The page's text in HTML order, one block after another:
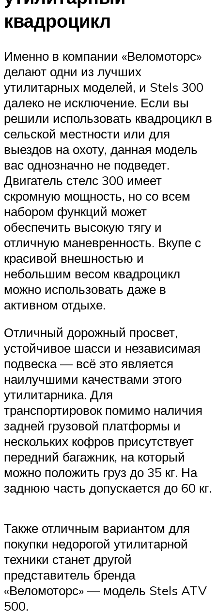
квадроцикл
Именно в компании «Веломоторс»
делают одни из лучших
утилитарных моделей, и Stels 300
далеко не исключение. Если вы
решили использовать квадроцикл в
сельской местности или для
выездов на охоту, данная модель
вас однозначно не подведет.
Двигатель стелс 300 имеет
скромную мощность, но со всем
набором функций может
обеспечить высокую тягу и
отличную маневренность. Вкупе с
красивой внешностью и
небольшим весом квадроцикл
можно использовать даже в
активном отдыхе.
Отличный дорожный просвет,
устойчивое шасси и независимая
подвеска — всё это является
наилучшими качествами этого
утилитарника. Для
транспортировок помимо наличия
задней грузовой платформы и
нескольких кофров присутствует
передний багажник, на который
можно положить груз до 35 кг. На
заднюю часть допускается до 60 кг.
Также отличным вариантом для
покупки недорогой утилитарной
техники станет другой
представитель бренда
«Веломоторс» — модель Stels ATV
500.